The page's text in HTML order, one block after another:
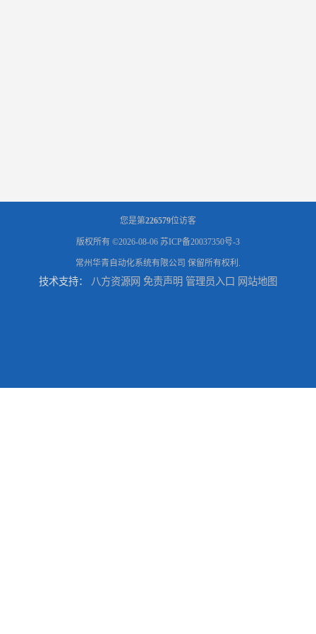
您是第226579位访客
版权所有 ©2026-08-06 苏ICP备20037350号-3
常州华青自动化系统有限公司 保留所有权利.
技术支持： 八方资源网 免责声明 管理员入口 网站地图